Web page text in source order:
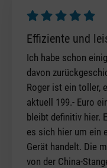
Bewertung mit 5
Effiziente und
Ich habe schon
davon
Roger ist ein toller,
aktuell 199.- Euro
bleibt definitiv hier.
es sich hier um ein
Gerät handelt. Die
von der China-